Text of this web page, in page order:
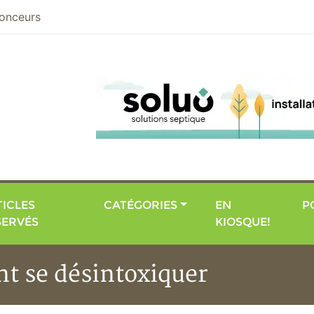
CATÉGORIES
EN
KIOSQUE!
se désintoxiquer